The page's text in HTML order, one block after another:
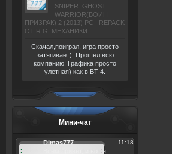
SNIPER: GHOST
WARRIOR(ВОИН
ПРИЗРАК) 2 (2013) РС | REPACK
ОТ R.G. МЕХАНИКИ
Скачал,поиграл, игра просто
затягивает). Прошел всю
компанию! Графика просто
улетная) как в BT 4.
Мини-чат